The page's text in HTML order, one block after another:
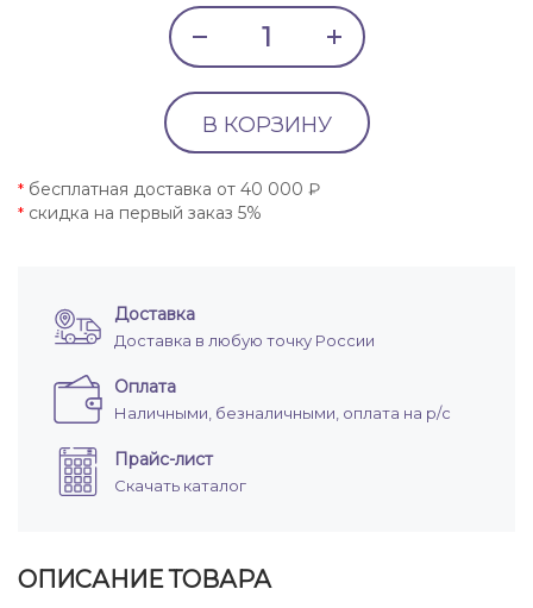
В КОРЗИНУ
* бесплатная доставка от 40 000 ₽
* скидка на первый заказ 5%
Доставка
Доставка в любую точку России
Оплата
Наличными, безналичными, оплата на р/с
Прайс-лист
Скачать каталог
ОПИСАНИЕ ТОВАРА